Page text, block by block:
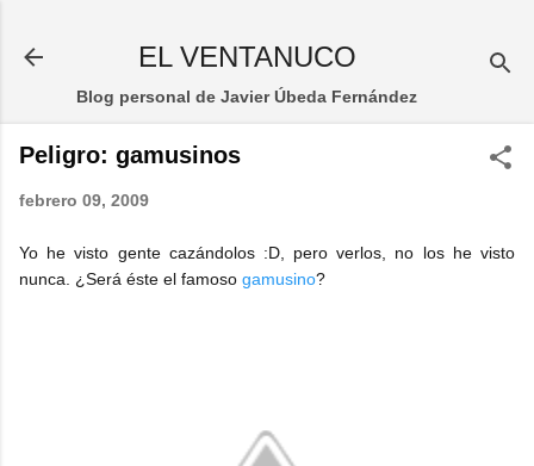
EL VENTANUCO
Blog personal de Javier Úbeda Fernández
Peligro: gamusinos
febrero 09, 2009
Yo he visto gente cazándolos :D, pero verlos, no los he visto
nunca. ¿Será éste el famoso gamusino?